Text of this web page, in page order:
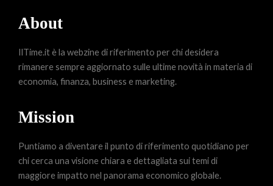
About
IlTime.it è la webzine di riferimento per chi desidera
rimanere sempre aggiornato sulle ultime novità in materia di
economia, finanza, business e marketing.
Mission
Puntiamo a diventare il punto di riferimento quotidiano per
chi cerca una visione chiara e dettagliata sui temi di
maggiore impatto nel panorama economico globale.